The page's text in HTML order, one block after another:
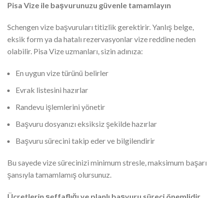
Pisa Vize ile başvurunuzu güvenle tamamlayın
Schengen vize başvuruları titizlik gerektirir. Yanlış belge,
eksik form ya da hatalı rezervasyonlar vize reddine neden
olabilir. Pisa Vize uzmanları, sizin adınıza:
En uygun vize türünü belirler
Evrak listesini hazırlar
Randevu işlemlerini yönetir
Başvuru dosyanızı eksiksiz şekilde hazırlar
Başvuru sürecini takip eder ve bilgilendirir
Bu sayede vize sürecinizi minimum stresle, maksimum başarı
şansıyla tamamlamış olursunuz.